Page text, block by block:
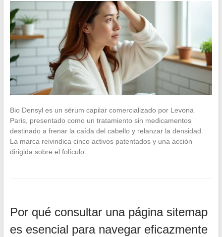
Bio Densyl es un sérum capilar comercializado por Levona
Paris, presentado como un tratamiento sin medicamentos
destinado a frenar la caída del cabello y relanzar la densidad.
La marca reivindica cinco activos patentados y una acción
dirigida sobre el folículo…
Por qué consultar una página sitemap
es esencial para navegar eficazmente